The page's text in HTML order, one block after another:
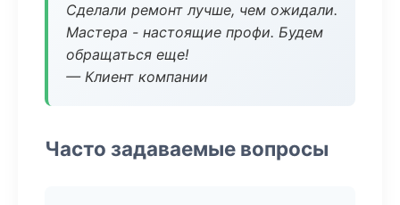
Сделали ремонт лучше, чем ожидали.
Мастера - настоящие профи. Будем
обращаться еще!
— Клиент компании
Часто задаваемые вопросы